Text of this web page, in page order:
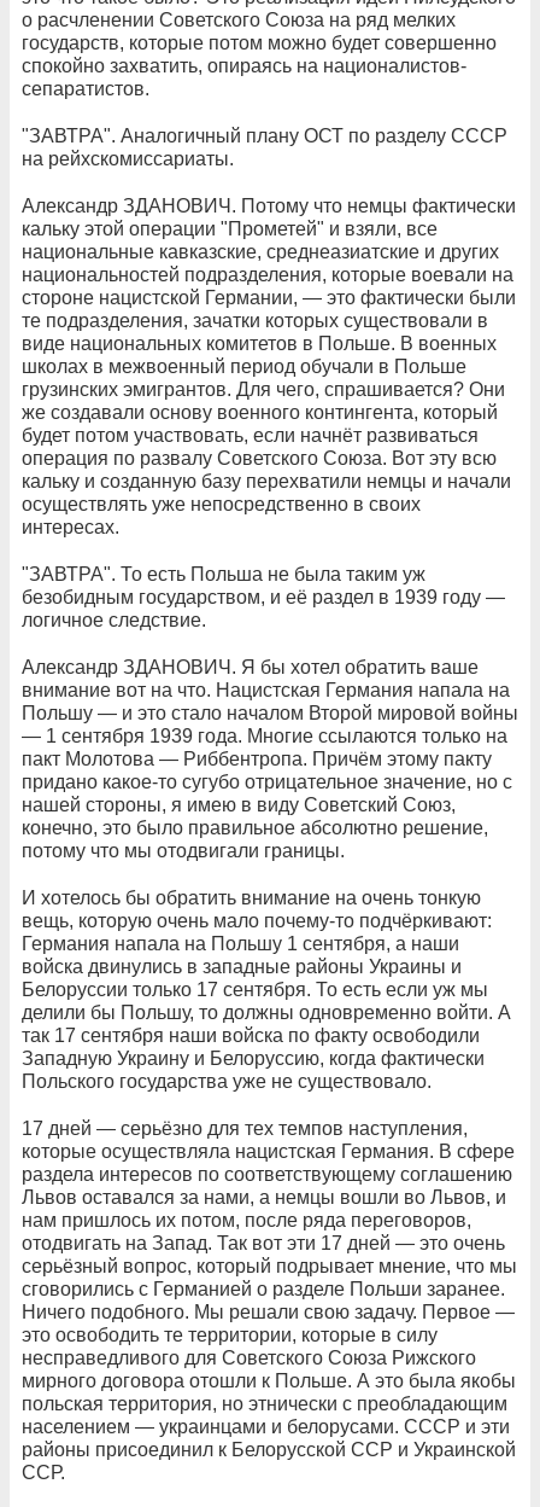
о расчленении Советского Союза на ряд мелких
государств, которые потом можно будет совершенно
спокойно захватить, опираясь на националистов-
сепаратистов.
"ЗАВТРА". Аналогичный плану ОСТ по разделу СССР
на рейхскомиссариаты.
Александр ЗДАНОВИЧ. Потому что немцы фактически
кальку этой операции "Прометей" и взяли, все
национальные кавказские, среднеазиатские и других
национальностей подразделения, которые воевали на
стороне нацистской Германии, — это фактически были
те подразделения, зачатки которых существовали в
виде национальных комитетов в Польше. В военных
школах в межвоенный период обучали в Польше
грузинских эмигрантов. Для чего, спрашивается? Они
же создавали основу военного контингента, который
будет потом участвовать, если начнёт развиваться
операция по развалу Советского Союза. Вот эту всю
кальку и созданную базу перехватили немцы и начали
осуществлять уже непосредственно в своих
интересах.
"ЗАВТРА". То есть Польша не была таким уж
безобидным государством, и её раздел в 1939 году —
логичное следствие.
Александр ЗДАНОВИЧ. Я бы хотел обратить ваше
внимание вот на что. Нацистская Германия напала на
Польшу — и это стало началом Второй мировой войны
— 1 сентября 1939 года. Многие ссылаются только на
пакт Молотова — Риббентропа. Причём этому пакту
придано какое-то сугубо отрицательное значение, но с
нашей стороны, я имею в виду Советский Союз,
конечно, это было правильное абсолютно решение,
потому что мы отодвигали границы.
И хотелось бы обратить внимание на очень тонкую
вещь, которую очень мало почему-то подчёркивают:
Германия напала на Польшу 1 сентября, а наши
войска двинулись в западные районы Украины и
Белоруссии только 17 сентября. То есть если уж мы
делили бы Польшу, то должны одновременно войти. А
так 17 сентября наши войска по факту освободили
Западную Украину и Белоруссию, когда фактически
Польского государства уже не существовало.
17 дней — серьёзно для тех темпов наступления,
которые осуществляла нацистская Германия. В сфере
раздела интересов по соответствующему соглашению
Львов оставался за нами, а немцы вошли во Львов, и
нам пришлось их потом, после ряда переговоров,
отодвигать на Запад. Так вот эти 17 дней — это очень
серьёзный вопрос, который подрывает мнение, что мы
сговорились с Германией о разделе Польши заранее.
Ничего подобного. Мы решали свою задачу. Первое —
это освободить те территории, которые в силу
несправедливого для Советского Союза Рижского
мирного договора отошли к Польше. А это была якобы
польская территория, но этнически с преобладающим
населением — украинцами и белорусами. СССР и эти
районы присоединил к Белорусской ССР и Украинской
ССР.